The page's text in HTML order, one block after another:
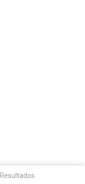
Resultados